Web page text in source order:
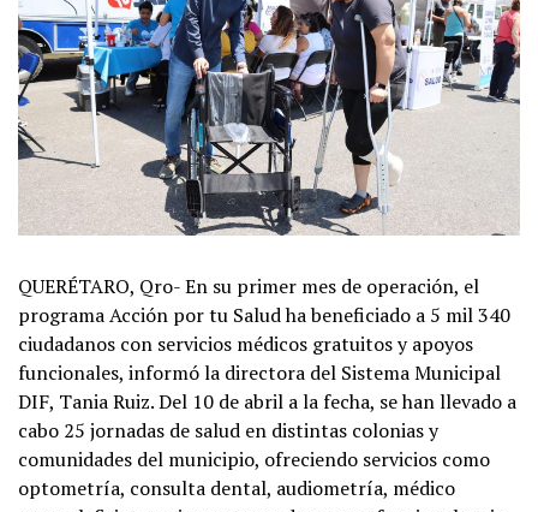
QUERÉTARO, Qro- En su primer mes de operación, el
programa Acción por tu Salud ha beneficiado a 5 mil 340
ciudadanos con servicios médicos gratuitos y apoyos
funcionales, informó la directora del Sistema Municipal
DIF, Tania Ruiz. Del 10 de abril a la fecha, se han llevado a
cabo 25 jornadas de salud en distintas colonias y
comunidades del municipio, ofreciendo servicios como
optometría, consulta dental, audiometría, médico